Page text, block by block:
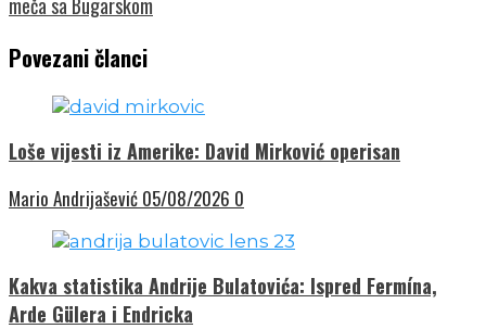
Povezani članci
Loše vijesti iz Amerike: David Mirković operisan
Mario Andrijašević 05/08/2026 0
Kakva statistika Andrije Bulatovića: Ispred Fermína,
Arde Gülera i Endricka